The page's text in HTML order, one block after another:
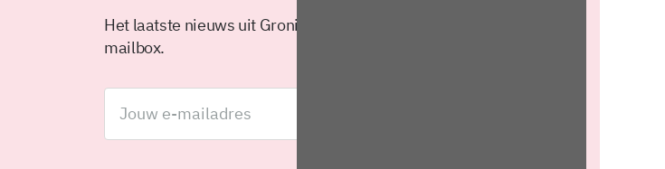
Het laatste nieuws uit Groningen elke middag in je
mailbox.